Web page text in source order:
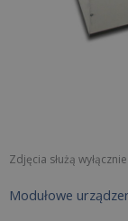
Zdjęcia służą
Modułowe